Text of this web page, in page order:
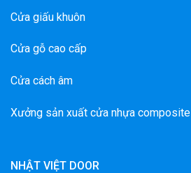
Cửa giấu khuôn
Cửa gỗ cao cấp
Cửa cách âm
Xưởng sản xuất cửa nhựa composite
NHẬT VIỆT DOOR